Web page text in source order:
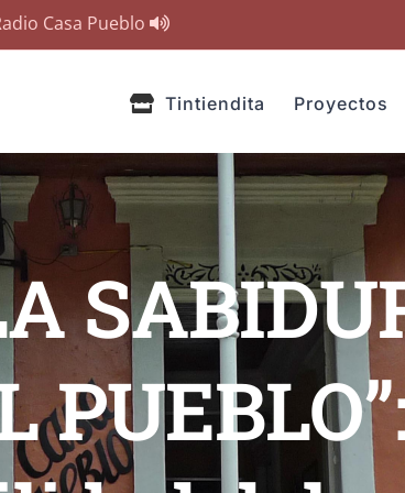
Casa Pueblo
Tintiendita Proyectos